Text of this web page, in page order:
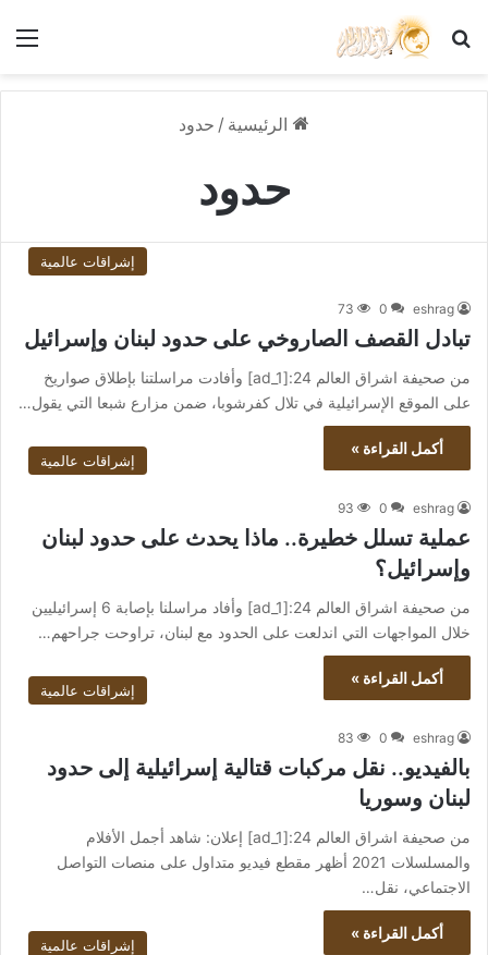
بحث عن
الرئيسية / حدود
حدود
إشراقات عالمية
eshrag
0
73
تبادل القصف الصاروخي على حدود لبنان وإسرائيل
من صحيفة اشراق العالم 24:[ad_1] وأفادت مراسلتنا بإطلاق صواريخ
على الموقع الإسرائيلية في تلال كفرشوبا، ضمن مزارع شبعا التي يقول…
أكمل القراءة »
إشراقات عالمية
eshrag
0
93
عملية تسلل خطيرة.. ماذا يحدث على حدود لبنان
وإسرائيل؟
من صحيفة اشراق العالم 24:[ad_1] وأفاد مراسلنا بإصابة 6 إسرائيليين
خلال المواجهات التي اندلعت على الحدود مع لبنان، تراوحت جراحهم…
أكمل القراءة »
إشراقات عالمية
eshrag
0
83
بالفيديو.. نقل مركبات قتالية إسرائيلية إلى حدود
لبنان وسوريا
من صحيفة اشراق العالم 24:[ad_1] إعلان: شاهد أجمل الأفلام
والمسلسلات 2021 أظهر مقطع فيديو متداول على منصات التواصل
الاجتماعي، نقل…
أكمل القراءة »
إشراقات عالمية